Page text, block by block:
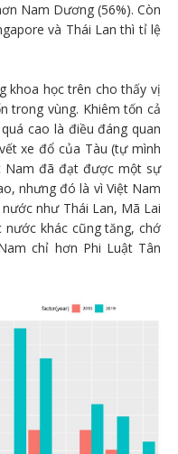
Nam Dương (56%). Còn
và Thái Lan thì tỉ lệ
khoa học trên cho thấy vị
trong vùng. Khiêm tốn cả
cao là điều đáng quan
xe đổ của Tàu (tự mình
Nam đã đạt được một sự
nhưng đó là vì Việt Nam
như Thái Lan, Mã Lai
nước khác cũng tăng, chớ
chỉ hơn Phi Luật Tân